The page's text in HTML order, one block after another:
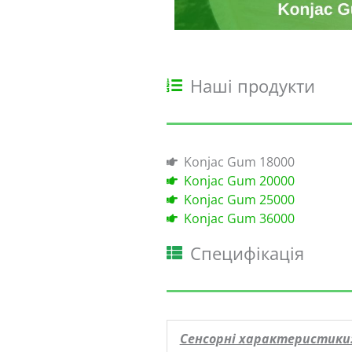
Наші продукти
Konjac Gum 18000
Konjac Gum 20000
Konjac Gum 25000
Konjac Gum 36000
Специфікація
Сенсорні